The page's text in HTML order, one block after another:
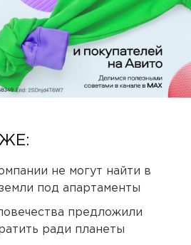
не могут найти в
под апартаменты
предложили
ради планеты